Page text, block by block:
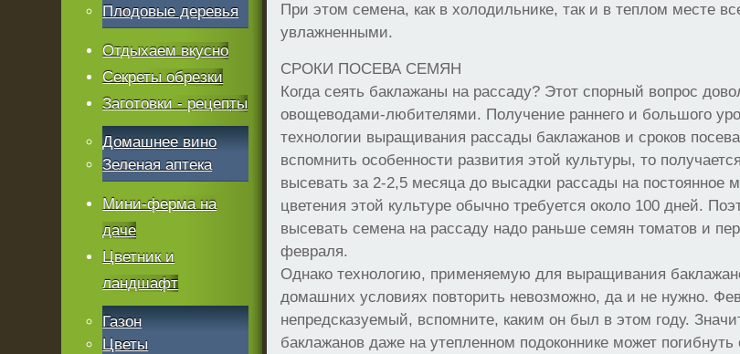
При этом семена, как в холодильнике, так и в теплом месте
увлажненными.
СРОКИ ПОСЕВА СЕМЯН
Когда сеять баклажаны на рассаду? Этот спорный вопрос
овощеводами-любителями. Получение раннего и большого
технологии выращивания рассады баклажанов и сроков
вспомнить особенности развития этой культуры, то
высевать за 2-2,5 месяца до высадки рассады на постоянное
цветения этой культуре обычно требуется около 100 дней.
высевать семена на рассаду надо раньше семян томатов и
февраля.
Однако технологию, применяемую для выращивания
домашних условиях повторить невозможно, да и не нужно.
непредсказуемый, вспомните, каким он был в этом году.
баклажанов даже на утепленном подоконнике может погибнуть
Плодовые деревья
Отдыхаем вкусно
Секреты обрезки
Заготовки - рецепты
Домашнее вино
Зеленая аптека
Мини-ферма на
даче
Цветник и
ландшафт
Газон
Цветы